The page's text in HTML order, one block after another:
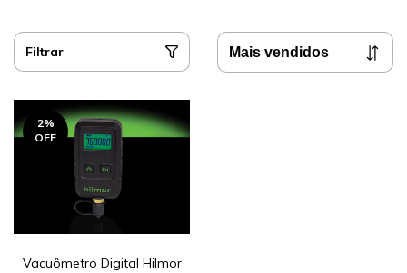
Filtrar
2%
OFF
Vacuômetro Digital Hilmor